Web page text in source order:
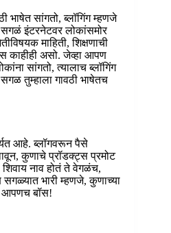
सांगतो, ब्लॉगिंग म्हणजे
इंटरनेटवर लोकांसमोर
माहिती, शिक्षणाची
काहीही असो. जेव्हा आपण
सांगतो, त्यालाच ब्लॉगिंग
तुम्हाला गावठी भाषेतच
आहे. ब्लॉगवरून पैसे
कुणाचे प्रॉडक्ट्स प्रमोट
नाव होतं ते वेगळंच,
भारी म्हणजे, कुणाच्या
आपणच बॉस!